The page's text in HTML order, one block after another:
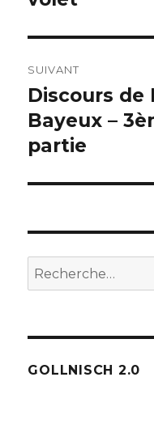
SUIVANT
Publication
suivante :
Discours de
Bayeux –
partie
Recherche
pour :
GOLLNISCH 2.0